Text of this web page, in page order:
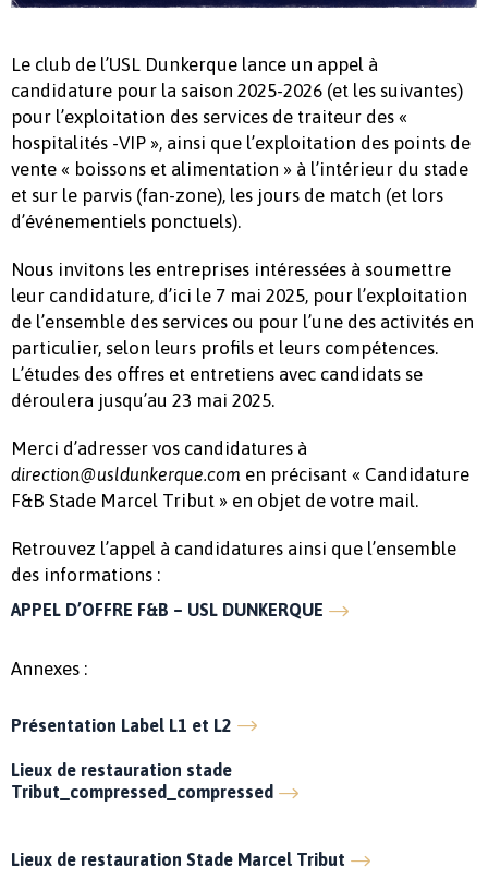
Le club de l’USL Dunkerque lance un appel à
candidature pour la saison 2025-2026 (et les suivantes)
pour l’exploitation des services de traiteur des «
hospitalités -VIP », ainsi que l’exploitation des points de
vente « boissons et alimentation » à l’intérieur du stade
et sur le parvis (fan-zone), les jours de match (et lors
d’événementiels ponctuels).
Nous invitons les entreprises intéressées à soumettre
leur candidature, d’ici le 7 mai 2025, pour l’exploitation
de l’ensemble des services ou pour l’une des activités en
particulier, selon leurs profils et leurs compétences.
L’études des offres et entretiens avec candidats se
déroulera jusqu’au 23 mai 2025.
Merci d’adresser vos candidatures à
direction@usldunkerque.com en précisant « Candidature
F&B Stade Marcel Tribut » en objet de votre mail.
Retrouvez l’appel à candidatures ainsi que l’ensemble
des informations :
APPEL D’OFFRE F&B – USL DUNKERQUE
Annexes :
Présentation Label L1 et L2
Lieux de restauration stade
Tribut_compressed_compressed
Lieux de restauration Stade Marcel Tribut